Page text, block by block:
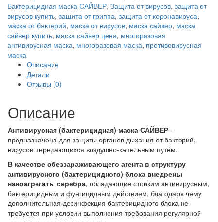
БМ
1.2
(серый)
САЙВЕР|SAYVER
Бактерицидная маска САЙВЕР, Защита от вирусов, защита от
вирусов купить, защита от гриппа, защита от коронавируса,
маска от бактерий, маска от вирусов, маска сайвер, маска
сайвер купить, маска сайвер цена, многоразовая
антивирусная маска, многоразовая маска, противовирусная
маска
Описание
Детали
Отзывы (0)
Описание
Антивирусная (бактерицидная) маска САЙВЕР –
предназначена для защиты органов дыхания от бактерий,
вирусов передающихся воздушно-капельным путём.
В качестве обеззараживающего агента в структуру
антивирусного (бактерицидного) блока внедрены
наноагрегаты серебра, обладающие стойким антивирусным,
бактерицидным и фунгицидным действием, благодаря чему
дополнительная дезинфекция бактерицидного блока не
требуется при условии выполнения требования регулярной